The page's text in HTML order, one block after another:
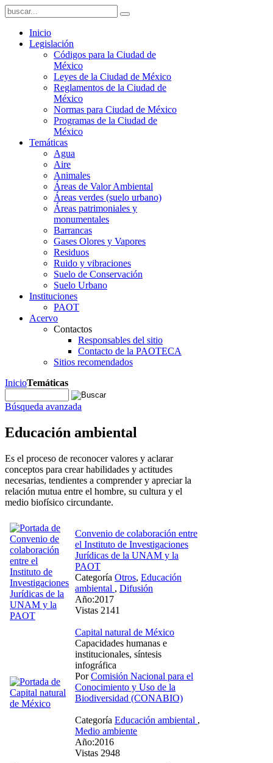
Inicio
Legislación
Códigos para la Ciudad de
México
Leyes de la Ciudad de México
Reglamentos de la Ciudad de
México
Normas para Ciudad de México
Programas de la Ciudad de
México
Temáticas
Agua
Aire
Animales
Áreas de Valor Ambiental
Áreas verdes (suelo urbano)
Áreas patrimoniales y
monumentales
Barrancas
Gases Olores y Vapores
Residuos
Ruido y vibraciones
Suelo de Conservación
Suelo Urbano
Instituciones
PAOT
Acervo
Contactos
Responsables del sitio
Contacto de la PAOTECA
Sitios recomendados
InicioTemáticas
Búsqueda avanzada
Educación ambiental
Es el proceso de reconocer valores y aclarar
conceptos para crear habilidades y actitudes
necesarias, tendientes a comprender y apreciar la
relación mutua entre el hombre, su cultura y el
medio biofísico circundante.
Convenio de colaboración entre
el Instituto de Investigaciones
Jurídicas de la UNAM y la
PAOT
Categoría Otros, Educación
ambiental , Difusión
Año:2017
Vistas 2141
Capital natural de México
Capacidades humanas e
institucionales, síntesis
infográfica
PorComisión Nacional para el
Conocimiento y Uso de la
Biodiversidad (CONABIO)
Categoría Educación ambiental ,
Medio ambiente
Año:2016
Vistas 2948